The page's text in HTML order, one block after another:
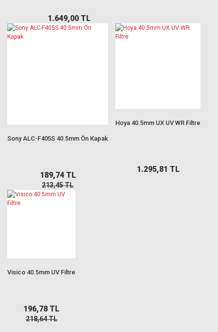
1.649,00 TL
Sony ALC-F405S 40.5mm Ön Kapak
189,74 TL
213,45 TL
Hoya 40.5mm UX UV WR Filtre
1.295,81 TL
Visico 40.5mm UV Filtre
196,78 TL
218,64 TL